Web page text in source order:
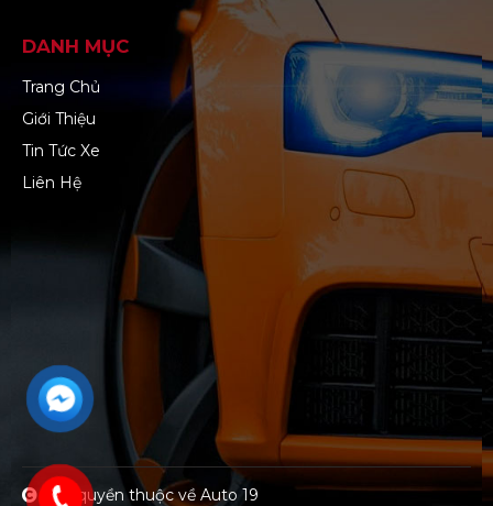
DANH MỤC
Trang Chủ
Giới Thiệu
Tin Tức Xe
Liên Hệ
Bản quyền thuộc về Auto 19